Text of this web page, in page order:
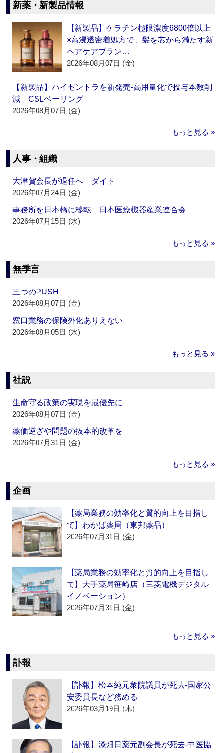
新薬・新製品情報
【新製品】ケラチン極限濃度6800倍以上
×高浸透密着処方で、髪を芯から満たす新
ヘアケアブラン…
2026年08月07日 (金)
【新製品】ハイゼントラを新発売‐高用量化で投与本数削
減 CSLベーリング
2026年08月07日 (金)
もっと見る »
人事・組織
大津賀会長が退任へ ダイト
2026年07月24日 (金)
事務所を日本橋に移転 日本医療機器産業連合会
2026年07月15日 (水)
もっと見る »
無季言
三つのPUSH
2026年08月07日 (金)
窓口業務の保険外化ありえない
2026年08月05日 (水)
もっと見る »
社説
生命守る政策の実現を最優先に
2026年08月07日 (金)
薬価逆ざや問題の抜本的改革を
2026年07月31日 (金)
もっと見る »
企画
【薬局業務の効率化と質的向上を目指し
て】わかば薬局（東邦薬品）
2026年07月31日 (金)
【薬局業務の効率化と質的向上を目指し
て】大手薬局笹崎店（三菱電機デジタル
イノベーション）
2026年07月31日 (金)
もっと見る »
訃報
【訃報】松本純元衆院議員が死去‐国家公
安委員長など務める
2026年03月19日 (木)
【訃報】漆畑日薬元副会長が死去‐中医協